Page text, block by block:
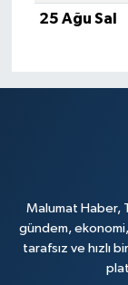
25 Ağu Sal
Malumat Haber,
gündem,
tarafsız ve hızlı